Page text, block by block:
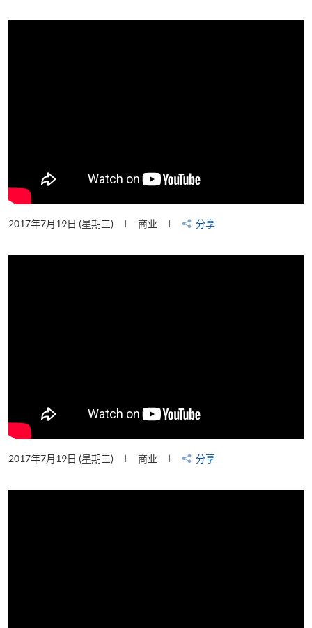
2017年7月19日 (星期三) 商业 分享
2017年7月19日 (星期三) 商业 分享